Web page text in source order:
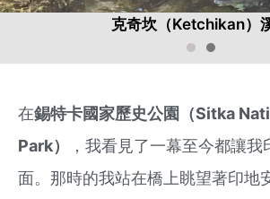
克奇坎（Ketchikan）
在錫特卡國家歷史公園（Sitka
Park）
，我看見了一幕至今都讓我
面。那時的我站在橋上眺望著印地